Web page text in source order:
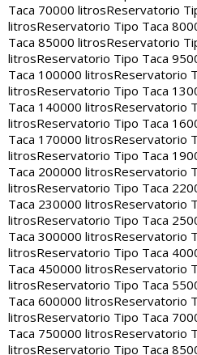
Taca 70000 litrosReservatorio
litrosReservatorio Tipo Taca
Taca 85000 litrosReservatorio
litrosReservatorio Tipo Taca
Taca 100000 litrosReservatorio
litrosReservatorio Tipo Taca
Taca 140000 litrosReservatorio
litrosReservatorio Tipo Taca
Taca 170000 litrosReservatorio
litrosReservatorio Tipo Taca
Taca 200000 litrosReservatorio
litrosReservatorio Tipo Taca
Taca 230000 litrosReservatorio
litrosReservatorio Tipo Taca
Taca 300000 litrosReservatorio
litrosReservatorio Tipo Taca
Taca 450000 litrosReservatorio
litrosReservatorio Tipo Taca
Taca 600000 litrosReservatorio
litrosReservatorio Tipo Taca
Taca 750000 litrosReservatorio
litrosReservatorio Tipo Taca